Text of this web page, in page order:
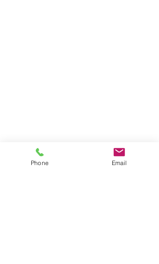
Phone Email